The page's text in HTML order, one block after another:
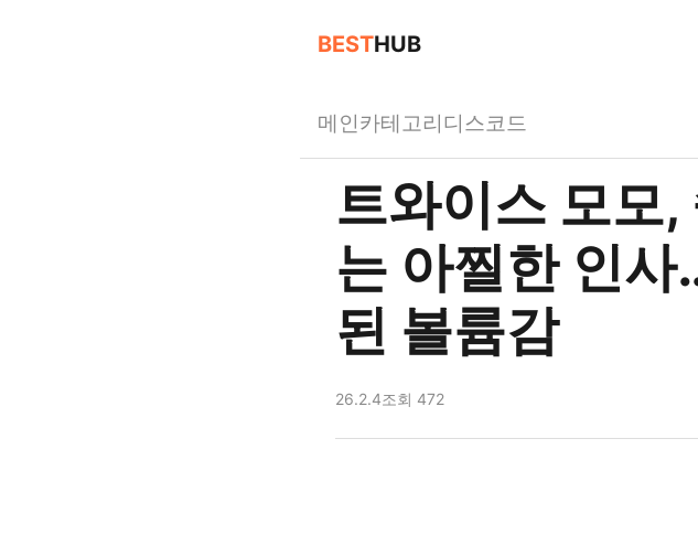
BESTHUB
메인카테고리디스코드
트와이스 모모
는 아찔한 인
된 볼륨감
26.2.4조회 472